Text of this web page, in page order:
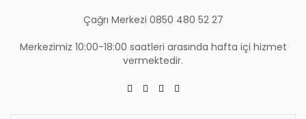
Çağrı Merkezi 0850 480 52 27
Merkezimiz 10:00-18:00 saatleri arasında hafta içi hizmet
vermektedir.